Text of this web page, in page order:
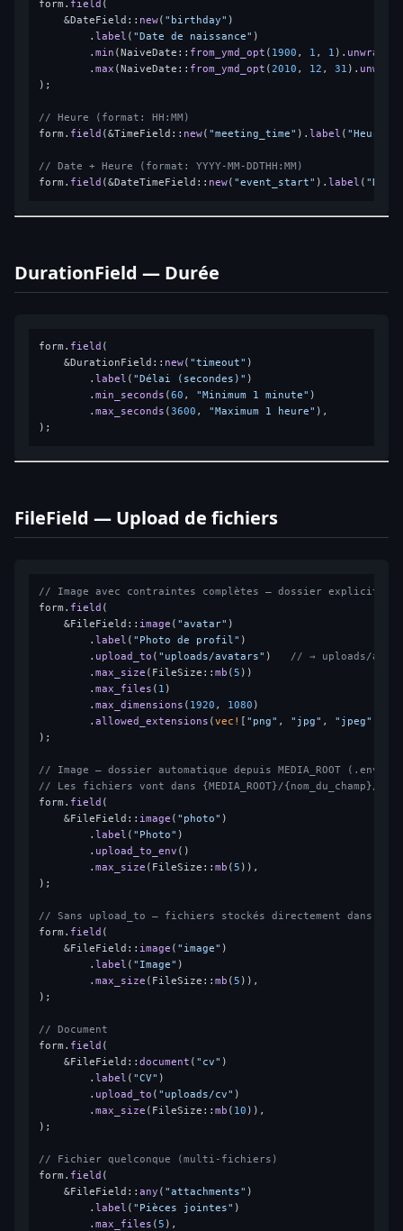
form. field (
    &DateField::
new( "birthday" )
        .
label ( "Date de naissance" )
        .
min (NaiveDate:: from_ymd_opt ( 1900 , 1 , 1 ). unwrap
        .
max (NaiveDate:: from_ymd_opt (2010 , 12 , 31 ). unwrap
);
// Heure (format: HH:MM)
form. field (&TimeField:: new( "meeting_time" ).label ( "Heure
// Date + Heure (format: YYYY-MM-DDTHH:MM)
form. field (&DateTimeField:: new( "event_start" ).label (
DurationField — Durée
form. field (
    &DurationField::
new( "timeout" )
        .
label ( "Délai (secondes)" )
        .
min_seconds (60 , "Minimum 1 minute" )
        .
max_seconds (3600 , "Maximum 1 heure" ),
FileField — Upload de fichiers
// Image avec contraintes complètes — dossier explicite
form. field (
    &FileField::
image ( "avatar" )
        .
label ( "Photo de profil" )
        .
upload_to ( "uploads/avatars" ) // → uploads/
        .
max_size (FileSize::mb (5 ))
        .
max_files ( 1 )
        .
max_dimensions ( 1920 , 1080 )
        .
allowed_extensions (vec! [ "png" , "jpg" , "jpeg"
);
// Image — dossier automatique depuis MEDIA_ROOT (.env)
// Les fichiers vont dans {MEDIA_ROOT}/{nom_du_champ}/
form. field (
    &FileField::
image ( "photo" )
        .
label ( "Photo" )
        .
upload_to_env ()
        .
max_size (FileSize::mb (5 )),
);
// Sans upload_to — fichiers stockés directement dans
form. field (
    &FileField::
image ( "image" )
        .
label ( "Image" )
        .
max_size (FileSize::mb (5 )),
);
// Document
form. field (
    &FileField::
document ( "cv" )
        .
label ( "CV" )
        .
upload_to ( "uploads/cv" )
        .
max_size (FileSize::mb ( 10 )),
);
// Fichier quelconque (multi-fichiers)
form. field (
    &FileField::
any ( "attachments" )
        .
label ( "Pièces jointes" )
        .
max_files (5 ),